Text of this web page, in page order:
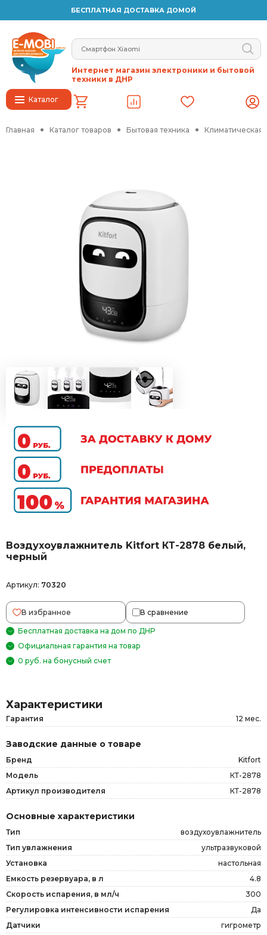
БЕСПЛАТНАЯ ДОСТАВКА ДОМОЙ
Каталог
Интернет магазин электроники и бытовой
техники в ДНР
Главная Каталог товаров Бытовая техника Климатическая
Воздухоувлажнитель Kitfort КТ-2878 белый,
черный
Артикул: 70320
В избранное В сравнение
Бесплатная доставка на дом по ДНР
Официальная гарантия на товар
0 руб. на бонусный счет
Характеристики
Гарантия 12 мес.
Заводские данные о товаре
Бренд
Kitfort
Модель
КТ-2878
Артикул производителя
КТ-2878
Основные характеристики
Тип
воздухоувлажнитель
Тип увлажнения
ультразвуковой
Установка
настольная
Емкость резервуара, в л
4.8
Скорость испарения, в мл/ч
300
Регулировка интенсивности испарения
Да
Датчики
гигрометр